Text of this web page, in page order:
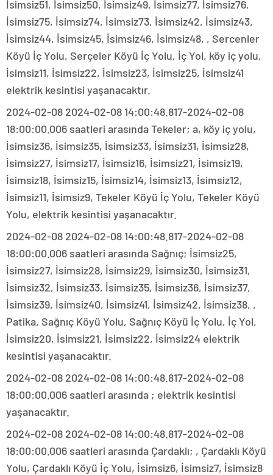
İsimsiz51, İsimsiz50, İsimsiz49, İsimsiz77, İsimsiz76,
İsimsiz75, İsimsiz74, İsimsiz73, İsimsiz42, İsimsiz43,
İsimsiz44, İsimsiz45, İsimsiz46, İsimsiz48, , Sercenler
Köyü İç Yolu, Serçeler Köyü İç Yolu, İç Yol, köy iç yolu,
İsimsiz11, İsimsiz22, İsimsiz23, İsimsiz25, İsimsiz41
elektrik kesintisi yaşanacaktır.
2024-02-08 2024-02-08 14:00:48.817-2024-02-08
18:00:00.006 saatleri arasında Tekeler; a, köy iç yolu,
İsimsiz36, İsimsiz35, İsimsiz33, İsimsiz31, İsimsiz28,
İsimsiz27, İsimsiz17, İsimsiz16, İsimsiz21, İsimsiz19,
İsimsiz18, İsimsiz15, İsimsiz14, İsimsiz13, İsimsiz12,
İsimsiz11, İsimsiz9, Tekeler Köyü İç Yolu, Tekeler Köyü
Yolu, elektrik kesintisi yaşanacaktır.
2024-02-08 2024-02-08 14:00:48.817-2024-02-08
18:00:00.006 saatleri arasında Sağnıç; İsimsiz25,
İsimsiz27, İsimsiz28, İsimsiz29, İsimsiz30, İsimsiz31,
İsimsiz32, İsimsiz33, İsimsiz35, İsimsiz36, İsimsiz37,
İsimsiz39, İsimsiz40, İsimsiz41, İsimsiz42, İsimsiz38, ,
Patika, Sağnıç Köyü Yolu, Sağnıç Köyü İç Yolu, İç Yol,
İsimsiz20, İsimsiz21, İsimsiz22, İsimsiz24 elektrik
kesintisi yaşanacaktır.
2024-02-08 2024-02-08 14:00:48.817-2024-02-08
18:00:00.006 saatleri arasında ; elektrik kesintisi
yaşanacaktır.
2024-02-08 2024-02-08 14:00:48.817-2024-02-08
18:00:00.006 saatleri arasında Çardaklı; , Çardaklı Köyü
Yolu, Çardaklı Köyü İç Yolu, İsimsiz6, İsimsiz7, İsimsiz8